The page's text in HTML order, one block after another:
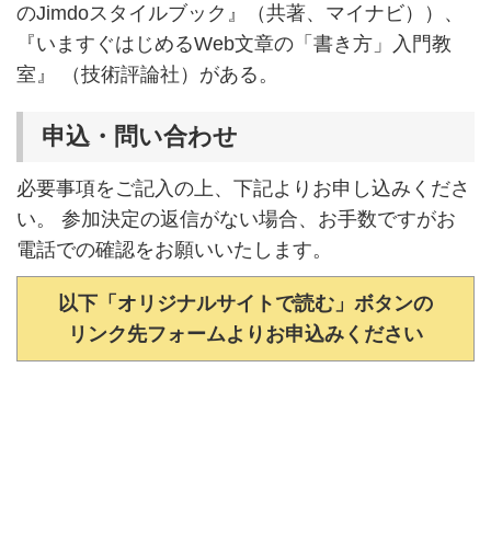
のJimdoスタイルブック』（共著、マイナビ））、
『いますぐはじめるWeb文章の「書き方」入門教
室』 （技術評論社）がある。
申込・問い合わせ
必要事項をご記入の上、下記よりお申し込みくださ
い。 参加決定の返信がない場合、お手数ですがお
電話での確認をお願いいたします。
以下「オリジナルサイトで読む」ボタンの
リンク先フォームよりお申込みください